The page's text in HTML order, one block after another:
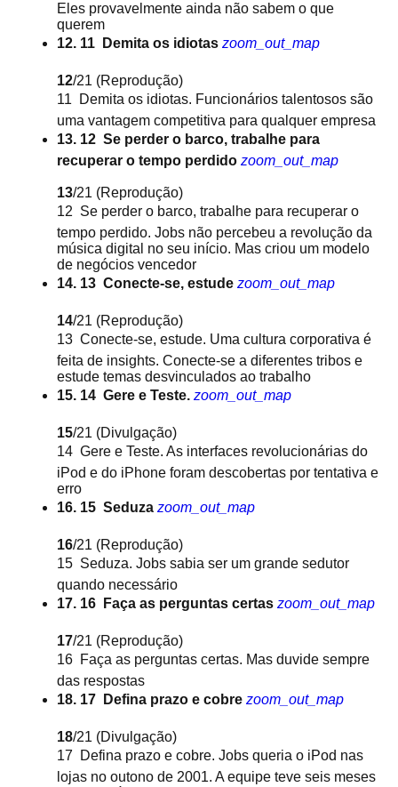
Eles provavelmente ainda não sabem o que
querem
12. 11  Demita os idiotas zoom_out_map
12/21 (Reprodução)
11  Demita os idiotas. Funcionários talentosos são
uma vantagem competitiva para qualquer empresa
13. 12  Se perder o barco, trabalhe para
recuperar o tempo perdido zoom_out_map
13/21 (Reprodução)
12  Se perder o barco, trabalhe para recuperar o
tempo perdido. Jobs não percebeu a revolução da
música digital no seu início. Mas criou um modelo
de negócios vencedor
14. 13  Conecte-se, estude zoom_out_map
14/21 (Reprodução)
13  Conecte-se, estude. Uma cultura corporativa é
feita de insights. Conecte-se a diferentes tribos e
estude temas desvinculados ao trabalho
15. 14  Gere e Teste. zoom_out_map
15/21 (Divulgação)
14  Gere e Teste. As interfaces revolucionárias do
iPod e do iPhone foram descobertas por tentativa e
erro
16. 15  Seduza zoom_out_map
16/21 (Reprodução)
15  Seduza. Jobs sabia ser um grande sedutor
quando necessário
17. 16  Faça as perguntas certas zoom_out_map
17/21 (Reprodução)
16  Faça as perguntas certas. Mas duvide sempre
das respostas
18. 17  Defina prazo e cobre zoom_out_map
18/21 (Divulgação)
17  Defina prazo e cobre. Jobs queria o iPod nas
lojas no outono de 2001. A equipe teve seis meses